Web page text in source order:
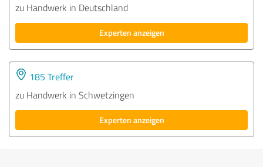
zu Handwerk in Deutschland
Experten anzeigen
185 Treffer
zu Handwerk in Schwetzingen
Experten anzeigen